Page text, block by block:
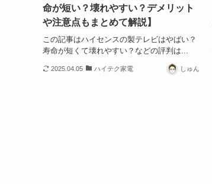
命が短い？壊れやすい？デメリット
や注意点もまとめて解説】
この記事はハイセンスの製テレビはやばい？
寿命が短くて壊れやすい？などの評判は...
2025.04.05 ハイテク家電 しゅん